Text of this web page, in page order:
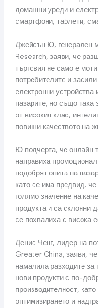
домашни уреди и
смартфони, таблети,
Джейсън Ю, генерален
Research, заяви, че
търговия не само е
потребителите и
електронни
пазарите, но също така
от високия клас,
повиши качеството на
Ю подчерта, че онлайн
направиха
подобрят опита на
като се има предвид, че
голямо значение на
продукта и са склонни
се похвалиха с висока
Денис Ченг, лидер на
Greater China, заяви, че
намалила разходите за
нови продукти с по-
производителност,
оптимизирането и